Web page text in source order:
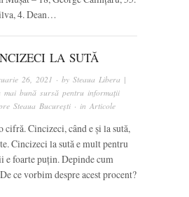
4. Dean…
LA SUTĂ
26, 2021 · bySteaua Libera |
mai bună sursă pentru informații
Steaua București · inArticole
cifră. Cincizeci, când e și la sută,
Cincizeci la sută e mult pentru
e foarte puțin. Depinde cum
ce vorbim despre acest procent?